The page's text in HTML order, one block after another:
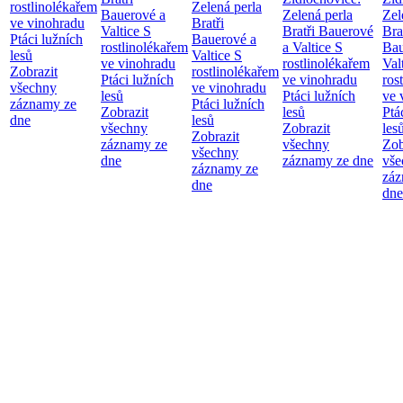
rostlinolékařem
ve vinohradu
Ptáci lužních
lesů
Zobrazit
všechny
záznamy ze
dne
Bauerové a
Valtice S
rostlinolékařem
ve vinohradu
Ptáci lužních
lesů
Zobrazit
všechny
záznamy ze
dne
Zelená perla
Bratři
Bauerové a
Valtice S
rostlinolékařem
ve vinohradu
Ptáci lužních
lesů
Zobrazit
všechny
záznamy ze
dne
Zelená perla
Bratři Bauerové
a Valtice S
rostlinolékařem
ve vinohradu
Ptáci lužních
lesů
Zobrazit
všechny
záznamy ze dne
ve
dne